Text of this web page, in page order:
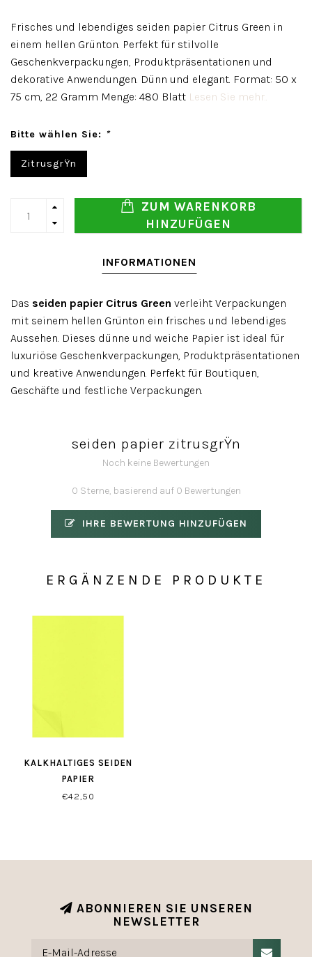
Frisches und lebendiges seiden papier Citrus Green in
einem hellen Grünton. Perfekt für stilvolle
Geschenkverpackungen, Produktpräsentationen und
dekorative Anwendungen. Dünn und elegant. Format: 50 x
75 cm, 22 Gramm Menge: 480 Blatt Lesen Sie mehr..
Bitte wählen Sie: *
ZitrusgrŸn
ZUM WARENKORB
HINZUFÜGEN
INFORMATIONEN
Das seiden papier Citrus Green verleiht Verpackungen
mit seinem hellen Grünton ein frisches und lebendiges
Aussehen. Dieses dünne und weiche Papier ist ideal für
luxuriöse Geschenkverpackungen, Produktpräsentationen
und kreative Anwendungen. Perfekt für Boutiquen,
Geschäfte und festliche Verpackungen.
seiden papier zitrusgrŸn
Noch keine Bewertungen
0 Sterne, basierend auf 0 Bewertungen
IHRE BEWERTUNG HINZUFÜGEN
ERGÄNZENDE PRODUKTE
KALKHALTIGES SEIDEN
PAPIER
€42,50
ABONNIEREN SIE UNSEREN
NEWSLETTER